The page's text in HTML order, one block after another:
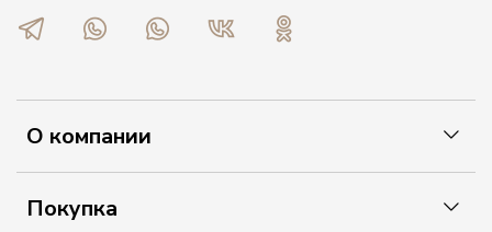
О компании
Покупка